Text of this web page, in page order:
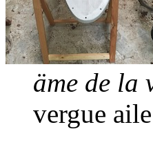
äme de la
vergue